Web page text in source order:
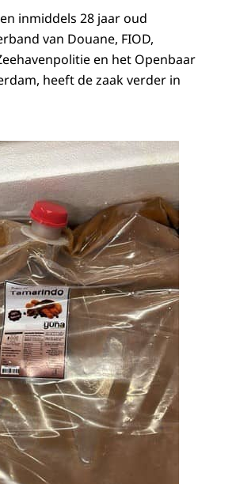
inmiddels 28 jaar oud
van Douane, FIOD,
en het Openbaar
heeft de zaak verder in